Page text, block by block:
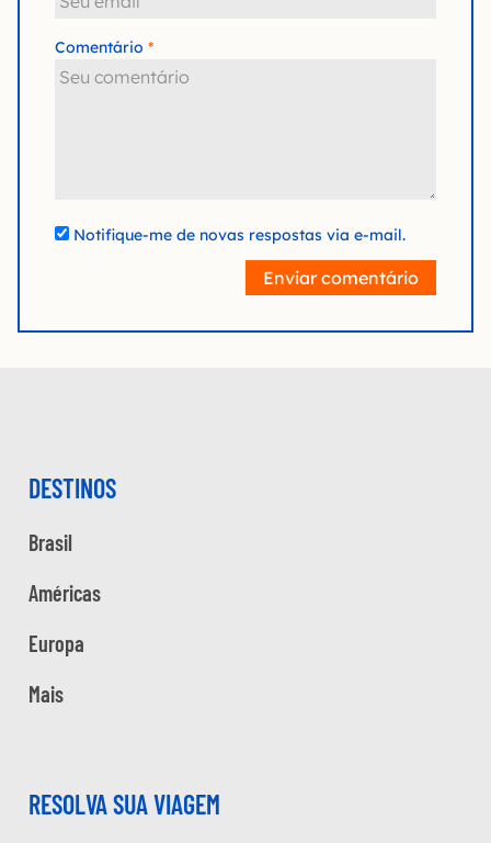
Comentário
Notifique-me de novas respostas via e-mail.
Enviar comentário
DESTINOS
Brasil
Américas
Europa
Mais
RESOLVA SUA VIAGEM